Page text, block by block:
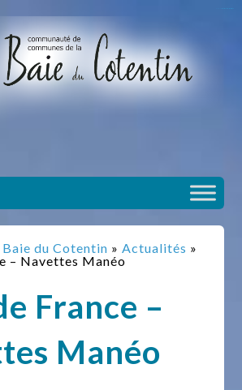
d’outils
Baie du Cotentin »Actualités »
– Navettes Manéo
France –
Manéo